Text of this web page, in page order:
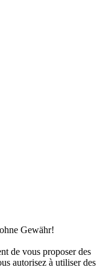
Gewähr!
de vous proposer des
autorisez à utiliser des